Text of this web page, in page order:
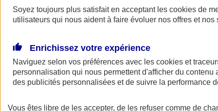
AXA Assurance
Soyez toujours plus satisfait en acceptant les cookies de
utilisateurs qui nous aident à faire évoluer nos offres et nos
Enrichissez votre expérience
Naviguez selon vos préférences avec les cookies et
personnalisation qui nous permettent d'afficher du contenu
des publicités personnalisées et de suivre la performance
Vous êtes libre de les accepter, de les refuser comme de